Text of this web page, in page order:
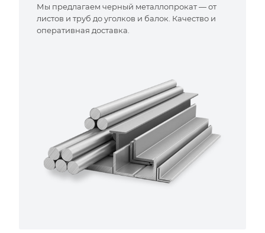
Мы предлагаем черный металлопрокат — от
листов и труб до уголков и балок. Качество и
оперативная доставка.